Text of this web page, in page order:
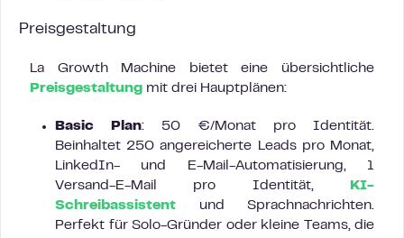
Preisgestaltung
La Growth Machine bietet eine übersichtliche
Preisgestaltung mit drei Hauptplänen:
Basic Plan: 50 €/Monat pro Identität.
Beinhaltet 250 angereicherte Leads pro Monat,
LinkedIn- und E-Mail-Automatisierung, 1
Versand-E-Mail pro Identität,
KI-
Schreibassistent und Sprachnachrichten.
Perfekt für Solo-Gründer oder kleine Teams, die